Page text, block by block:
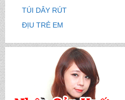
TÚI DÂY RÚT
ĐỊU TRẺ EM